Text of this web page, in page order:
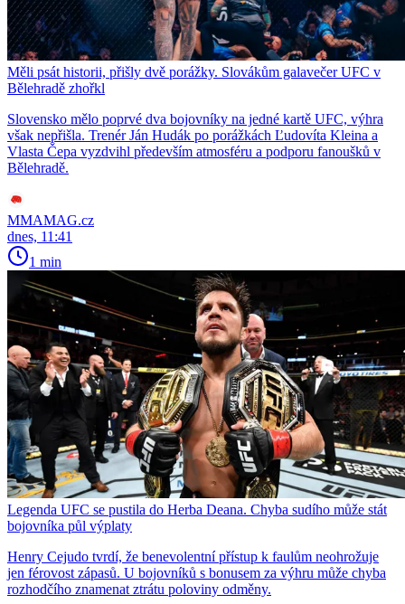
Měli psát historii, přišly dvě porážky. Slovákům galavečer UFC v
Bělehradě zhořkl
Slovensko mělo poprvé dva bojovníky na jedné kartě UFC, výhra
však nepřišla. Trenér Ján Hudák po porážkách Ľudovíta Kleina a
Vlasta Čepa vyzdvihl především atmosféru a podporu fanoušků v
Bělehradě.
MMAMAG.cz
dnes, 11:41
1 min
Legenda UFC se pustila do Herba Deana. Chyba sudího může stát
bojovníka půl výplaty
Henry Cejudo tvrdí, že benevolentní přístup k faulům neohrožuje
jen férovost zápasů. U bojovníků s bonusem za výhru může chyba
rozhodčího znamenat ztrátu poloviny odměny.